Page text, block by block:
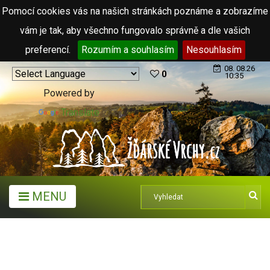
Pomocí cookies vás na našich stránkách poznáme a zobrazíme
vám je tak, aby všechno fungovalo správně a dle vašich
preferencí.
Rozumím a souhlasím Nesouhlasím
Powered by
Translate
0
08. 08.26
10:35
MENU